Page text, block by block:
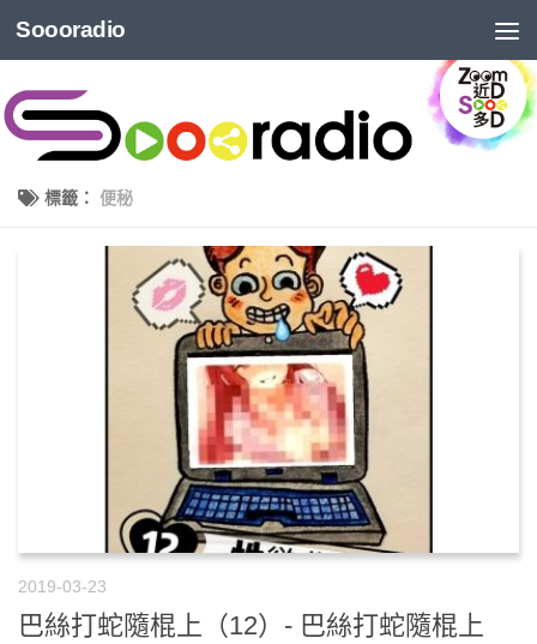
Soooradio
標籤： 便秘
2019-03-23
巴絲打蛇隨棍上（12）- 巴絲打蛇隨棍上